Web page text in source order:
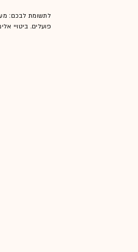
לתשומת לבכם:
פועלים. ביטויי